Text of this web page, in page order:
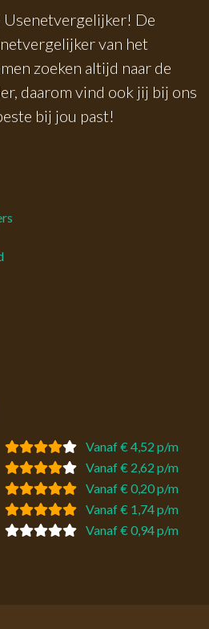
Usenetvergelijker! De
van het
zoeken altijd naar de
daarom vind ook jij bij ons
bij jou past!
Vanaf € 4,52 p/m
Vanaf € 2,62 p/m
Vanaf € 0,20 p/m
Vanaf € 1,74 p/m
Vanaf € 0,94 p/m